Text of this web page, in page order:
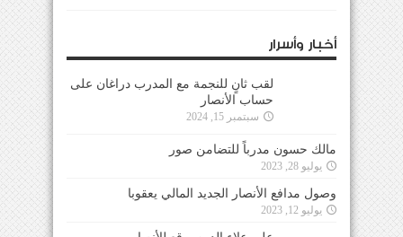
أخبار وأسرار
لقب ثانٍ للنجمة مع المدرب دراغان على
حساب الأنصار
سبتمبر 15, 2024
مالك حسون مدرباً للتضامن صور
يوليو 28, 2023
وصول مدافع الأنصار الجديد المالي يعقوبا
يوليو 12, 2023